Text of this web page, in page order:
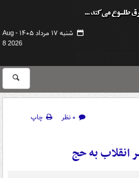
شنبه ۱۷ مرداد ۱۴۰۵ -
Aug
8 2026
۰ نظر
چاپ
انقلاب به حج